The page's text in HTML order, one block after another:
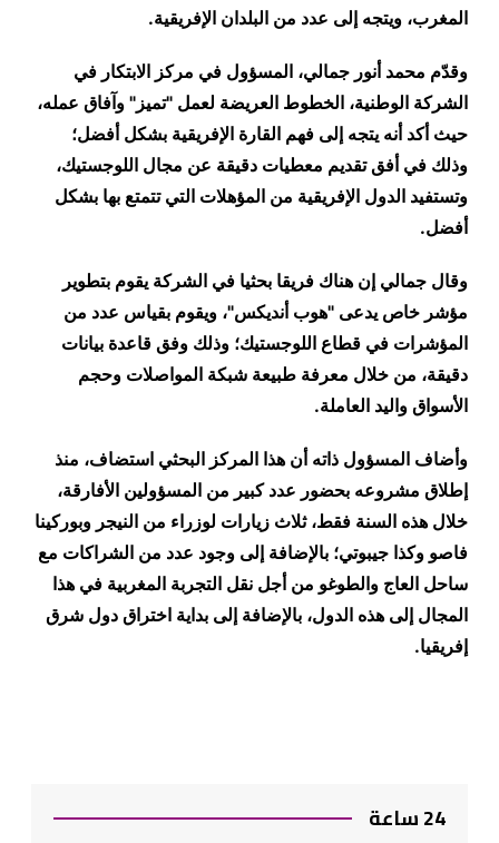
المغرب، ويتجه إلى عدد من البلدان الإفريقية.
وقدّم محمد أنور جمالي، المسؤول في مركز الابتكار في
الشركة الوطنية، الخطوط العريضة لعمل "تميز" وآفاق عمله،
حيث أكد أنه يتجه إلى فهم القارة الإفريقية بشكل أفضل؛
وذلك في أفق تقديم معطيات دقيقة عن مجال اللوجستيك،
وتستفيد الدول الإفريقية من المؤهلات التي تتمتع بها بشكل
أفضل.
وقال جمالي إن هناك فريقا بحثيا في الشركة يقوم بتطوير
مؤشر خاص يدعى "هوب أنديكس"، ويقوم بقياس عدد من
المؤشرات في قطاع اللوجستيك؛ وذلك وفق قاعدة بيانات
دقيقة، من خلال معرفة طبيعة شبكة المواصلات وحجم
الأسواق واليد العاملة.
وأضاف المسؤول ذاته أن هذا المركز البحثي استضاف، منذ
إطلاق مشروعه بحضور عدد كبير من المسؤولين الأفارقة،
خلال هذه السنة فقط، ثلاث زيارات لوزراء من النيجر وبوركينا
فاصو وكذا جيبوتي؛ بالإضافة إلى وجود عدد من الشراكات مع
ساحل العاج والطوغو من أجل نقل التجربة المغربية في هذا
المجال إلى هذه الدول، بالإضافة إلى بداية اختراق دول شرق
إفريقيا.
24 ساعة